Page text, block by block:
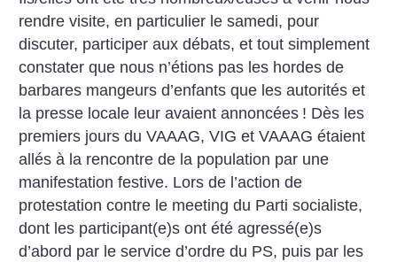
rendre visite, en particulier le samedi, pour
discuter, participer aux débats, et tout simplement
constater que nous n’étions pas les hordes de
barbares mangeurs d’enfants que les autorités et
la presse locale leur avaient annoncées ! Dès les
premiers jours du VAAAG, VIG et VAAAG étaient
allés à la rencontre de la population par une
manifestation festive. Lors de l’action de
protestation contre le meeting du Parti socialiste,
dont les participant(e)s ont été agressé(e)s
d’abord par le service d’ordre du PS, puis par les